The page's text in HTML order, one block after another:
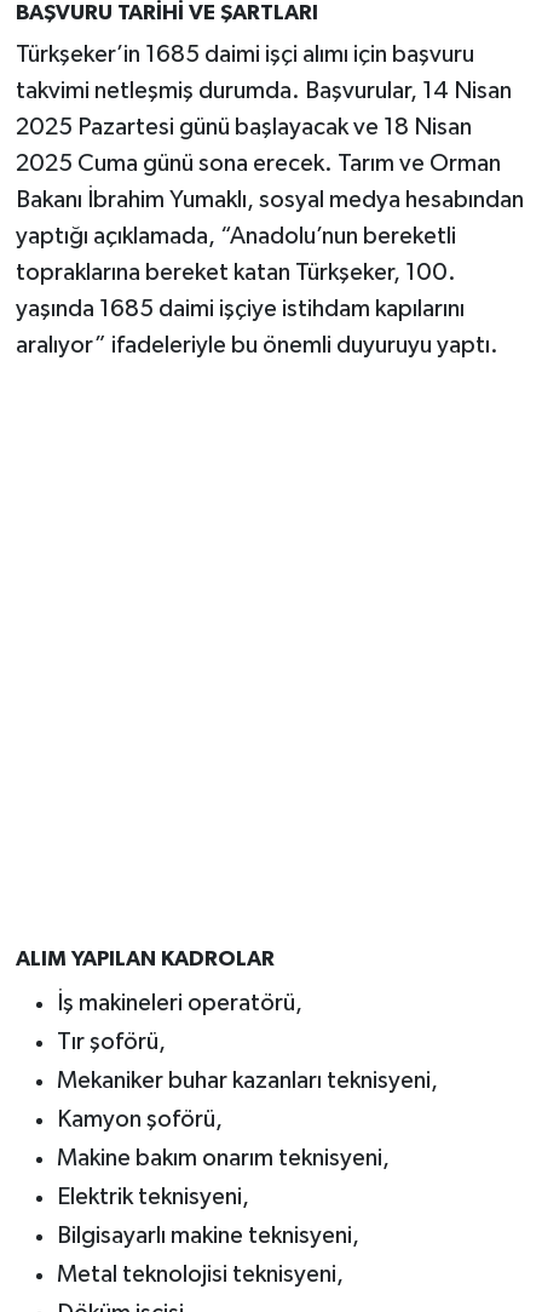
BAŞVURU TARİHİ VE ŞARTLARI
Türkşeker’in 1685 daimi işçi alımı için başvuru
takvimi netleşmiş durumda. Başvurular, 14 Nisan
2025 Pazartesi günü başlayacak ve 18 Nisan
2025 Cuma günü sona erecek. Tarım ve Orman
Bakanı İbrahim Yumaklı, sosyal medya hesabından
yaptığı açıklamada, “Anadolu’nun bereketli
topraklarına bereket katan Türkşeker, 100.
yaşında 1685 daimi işçiye istihdam kapılarını
aralıyor” ifadeleriyle bu önemli duyuruyu yaptı.
ALIM YAPILAN KADROLAR
İş makineleri operatörü,
Tır şoförü,
Mekaniker buhar kazanları teknisyeni,
Kamyon şoförü,
Makine bakım onarım teknisyeni,
Elektrik teknisyeni,
Bilgisayarlı makine teknisyeni,
Metal teknolojisi teknisyeni,